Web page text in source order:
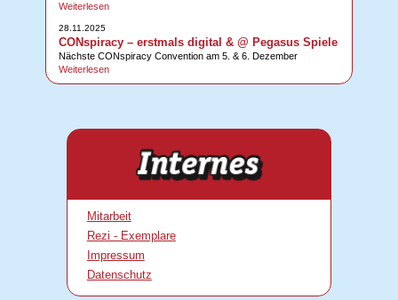
Weiterlesen
28.11.2025
CONspiracy – erstmals digital & @ Pegasus Spiele
Nächste CONspiracy Convention am 5. & 6. Dezember
Weiterlesen
Mitarbeit
Rezi - Exemplare
Impressum
Datenschutz